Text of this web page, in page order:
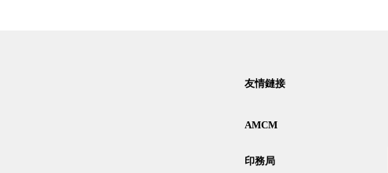
友情鏈接
AMCM
印務局